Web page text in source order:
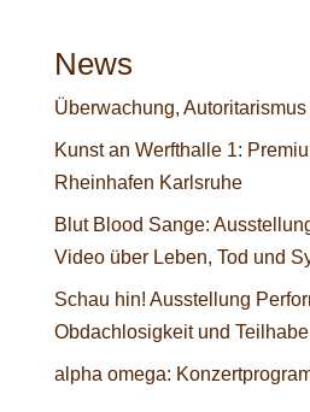
News
Überwachung,
Kunst an Werfthalle 1:
Rheinhafen Karlsruhe
Blut Blood Sange:
Video über Leben, Tod und
Schau hin! Ausstellung
Obdachlosigkeit und Teilhabe
alpha omega: